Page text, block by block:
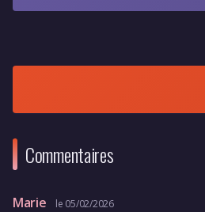
Commentaires
Marie le 05/02/2026